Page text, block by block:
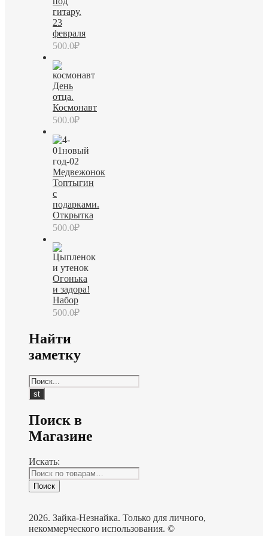
гитару.
23
февраля
500.0₽
День
отца.
Космонавт
500.0₽
Медвежонок
Топтыгин
с
подарками.
Открытка
500.0₽
Огонька
и задора!
Набор
500.0₽
Найти
заметку
Поиск в
Магазине
Искать:
Поиск
2026. Зайка-Незнайка. Только для личного,
некоммерческого использования. ©